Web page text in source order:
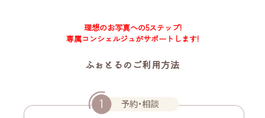
理想のお写真への5ステップ!
専属コンシェルジュがサポートします!
ふぉとるのご利用方法